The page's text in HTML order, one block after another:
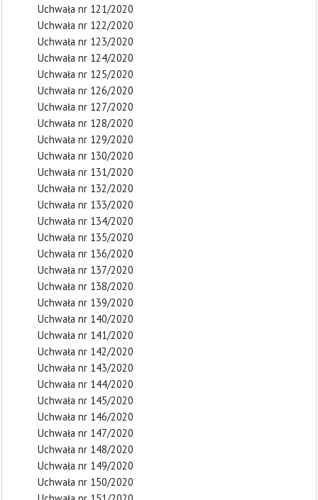
Uchwała nr 121/2020
Uchwała nr 122/2020
Uchwała nr 123/2020
Uchwała nr 124/2020
Uchwała nr 125/2020
Uchwała nr 126/2020
Uchwała nr 127/2020
Uchwała nr 128/2020
Uchwała nr 129/2020
Uchwała nr 130/2020
Uchwała nr 131/2020
Uchwała nr 132/2020
Uchwała nr 133/2020
Uchwała nr 134/2020
Uchwała nr 135/2020
Uchwała nr 136/2020
Uchwała nr 137/2020
Uchwała nr 138/2020
Uchwała nr 139/2020
Uchwała nr 140/2020
Uchwała nr 141/2020
Uchwała nr 142/2020
Uchwała nr 143/2020
Uchwała nr 144/2020
Uchwała nr 145/2020
Uchwała nr 146/2020
Uchwała nr 147/2020
Uchwała nr 148/2020
Uchwała nr 149/2020
Uchwała nr 150/2020